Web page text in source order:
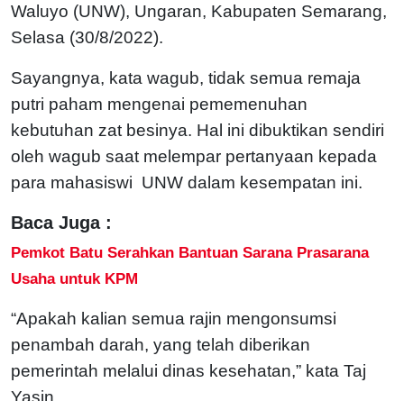
Waluyo (UNW), Ungaran, Kabupaten Semarang,
Selasa (30/8/2022).
Sayangnya, kata wagub, tidak semua remaja
putri paham mengenai pememenuhan
kebutuhan zat besinya. Hal ini dibuktikan sendiri
oleh wagub saat melempar pertanyaan kepada
para mahasiswi UNW dalam kesempatan ini.
Baca Juga :
Pemkot Batu Serahkan Bantuan Sarana Prasarana
Usaha untuk KPM
“Apakah kalian semua rajin mengonsumsi
penambah darah, yang telah diberikan
pemerintah melalui dinas kesehatan,” kata Taj
Yasin.